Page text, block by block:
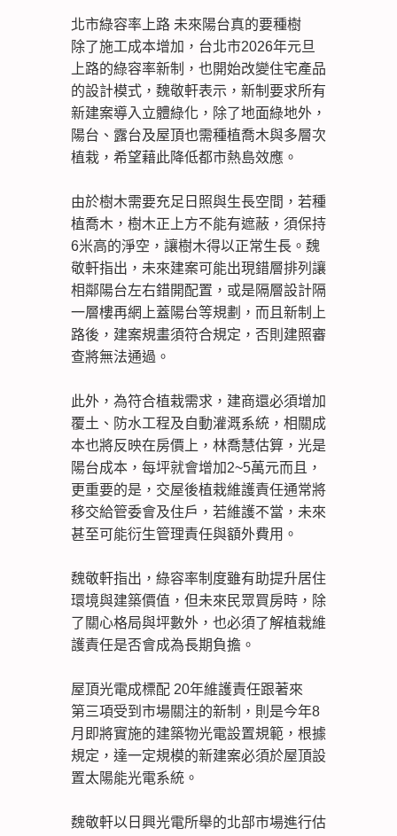
北市綠容率上路 未來陽台真的要種樹
除了施工成本增加，台北市2026年元旦
上路的綠容率新制，也開始改變住宅產品
的設計模式，魏敬軒表示，新制要求所有
新建案導入立體綠化，除了地面綠地外，
陽台、露台及屋頂也需種植喬木與多層次
植栽，希望藉此降低都市熱島效應。
由於樹木需要充足日照與生長空間，若種
植喬木，樹木正上方不能有遮蔽，須保持
6米高的淨空，讓樹木得以正常生長。魏
敬軒指出，未來建案可能出現錯層排列讓
相鄰陽台左右錯開配置，或是隔層設計隔
一層樓再網上蓋陽台等規劃，而且新制上
路後，建案規畫須符合規定，否則建照審
查將無法通過。
此外，為符合植栽需求，建商還必須增加
覆土、防水工程及自動灌溉系統，相關成
本也將反映在房價上，林喬慧估算，光是
陽台成本，每坪就會增加2~5萬元而且，
更重要的是，交屋後植栽維護責任通常將
移交給管委會及住戶，若維護不當，未來
甚至可能衍生管理責任與額外費用。
魏敬軒指出，綠容率制度雖有助提升居住
環境與建築價值，但未來民眾買房時，除
了關心格局與坪數外，也必須了解植栽維
護責任是否會成為長期負擔。
屋頂光電成標配 20年維護責任跟著來
第三項受到市場關注的新制，則是今年8
月即將實施的建築物光電設置規範，根據
規定，達一定規模的新建案必須於屋頂設
置太陽能光電系統。
魏敬軒以日興光電所舉的北部市場進行估